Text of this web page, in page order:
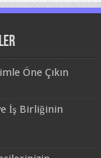
Öne Çıkın
İş Birliğinin